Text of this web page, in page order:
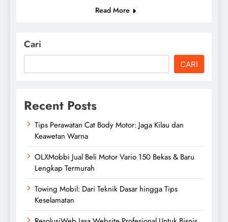
Read More
Cari
CARI
Recent Posts
Tips Perawatan Cat Body Motor: Jaga Kilau dan
Keawetan Warna
OLXMobbi Jual Beli Motor Vario 150 Bekas & Baru
Lengkap Termurah
Towing Mobil: Dari Teknik Dasar hingga Tips
Keselamatan